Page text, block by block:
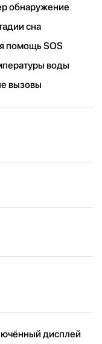
обнаружение
сна
помощь SOS
воды
вызовы
дисплей